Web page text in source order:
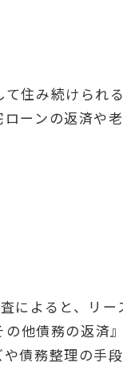
住み続けられ
ーンの返済や
よると、リー
他債務の返済
債務整理の手